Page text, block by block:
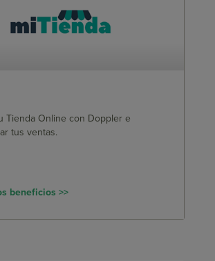
Tienda Online con Doppler e
tus ventas.
beneficios >>